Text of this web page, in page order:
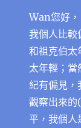
Wan您好，
我個人比
和祖克伯太
太年輕；當
紀有偏見
觀察出來的
平，我個人